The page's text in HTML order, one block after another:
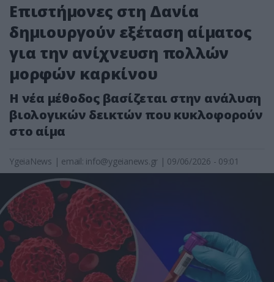
Επιστήμονες στη Δανία
δημιουργούν εξέταση αίματος
για την ανίχνευση πολλών
μορφών καρκίνου
Η νέα μέθοδος βασίζεται στην ανάλυση
βιολογικών δεικτών που κυκλοφορούν
στο αίμα
YgeiaNews | email: info@ygeianews.gr | 09/06/2026 - 09:01